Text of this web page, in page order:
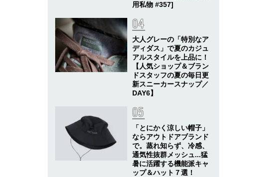
用私物 #357]
大人グレーの「特別なア
ディダス」で夏のカジュ
アルスタイルを上品に！
【人気ショップ＆ブラン
ドスタッフの夏の毎日更
新スニーカースナップ／
DAY6】
「とにかく涼しい帽子」
ならアウトドアブランド
で。蒸れ知らず、冷感、
通気性抜群メッシュ...猛
暑に活躍する機能派キャ
ップ＆ハット７選！